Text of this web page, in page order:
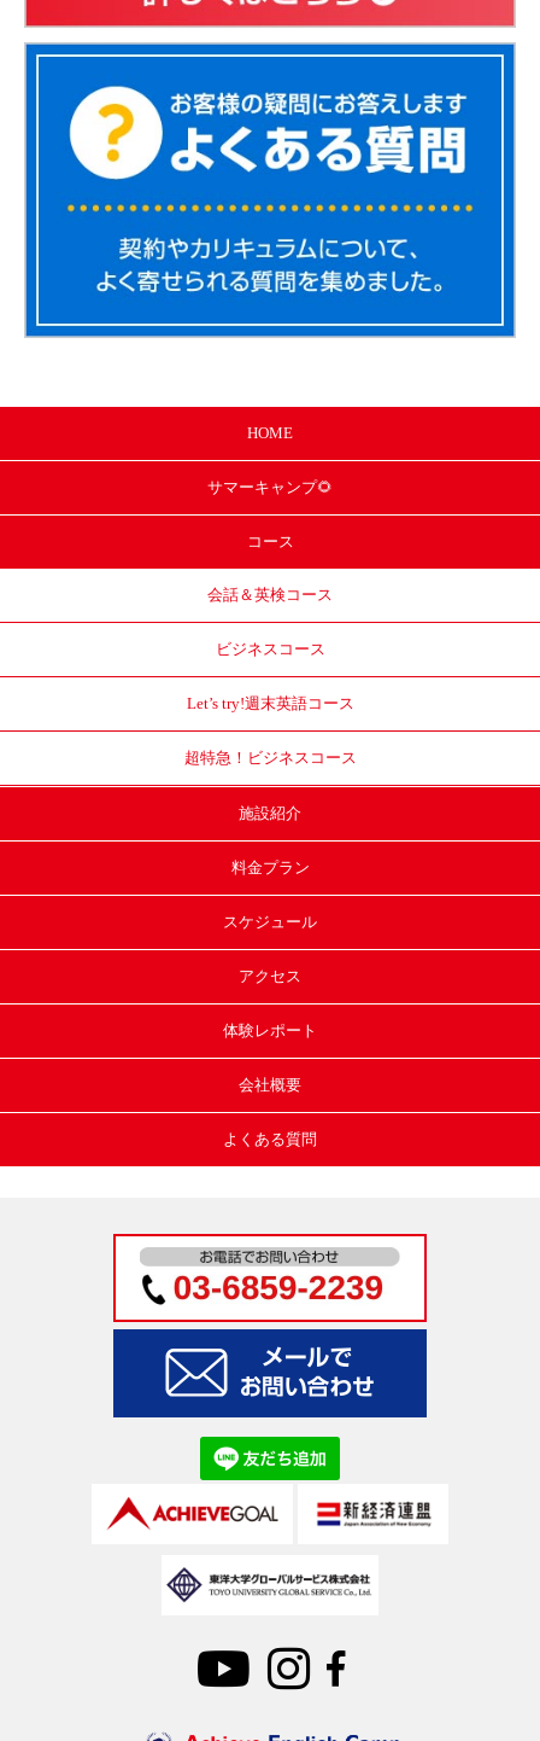
HOME
サマーキャンプ🌻
コース
会話＆英検コース
ビジネスコース
Let’s try!週末英語コース
超特急！ ビジネスコース
施設紹介
料金プラン
スケジュール
アクセス
体験レポート
会社概要
よくある質問